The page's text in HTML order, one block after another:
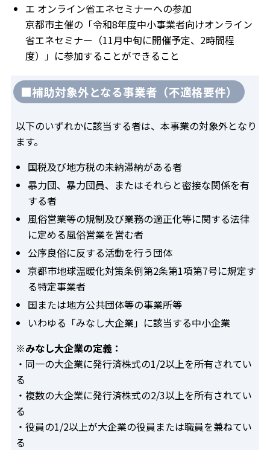
エ オンライン省エネセミナーへの参加
京都市主催の「令和8年度中小事業者向けオンライン
省エネセミナー（11月中旬に開催予定、2時間程
度）」に参加することができること
■補助対象外となる事業者（不適格要件）
以下のいずれかに該当する者は、本事業の対象外となり
ます。
国税及び地方税の未納滞納がある者
暴力団、暴力団員、またはそれらと密接な関係を有
する者
風俗営業等の規制及び業務の適正化等に関する法律
に定める風俗営業を営む者
公序良俗に反する活動を行う団体
京都市地球温暖化対策条例第2条第1項第7号に規定す
る特定事業者
国または地方公共団体等の事業所等
いわゆる「みなし大企業」に該当する中小企業
※みなし大企業の定義：
・同一の大企業に発行済株式の1/2以上を所有されてい
る
・複数の大企業に発行済株式の2/3以上を所有されてい
る
・役員の1/2以上が大企業の役員または職員を兼ねてい
る